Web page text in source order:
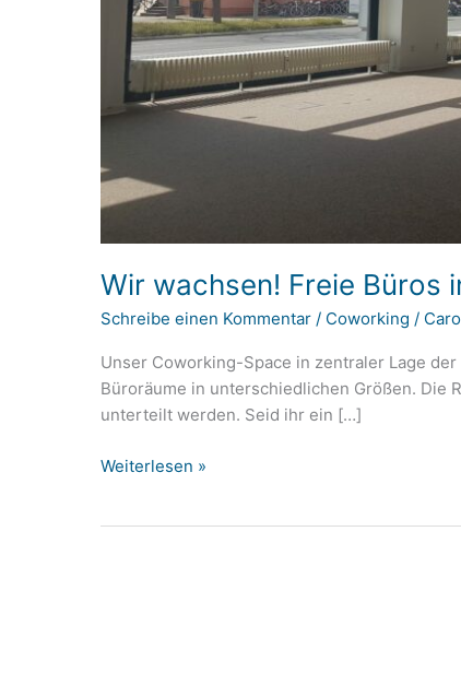
Wir wachsen! Freie Büros
Schreibe einen Kommentar / Coworking /
Unser Coworking-Space in zentraler Lage
Büroräume in unterschiedlichen Größen. Die
unterteilt werden. Seid ihr ein […]
Wir
Weiterlesen »